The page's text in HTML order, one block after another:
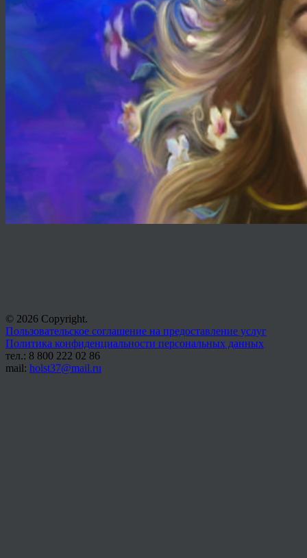
© 2026 Copyright.
Пользовательское соглашение на предоставление услуг
Политика конфиденциальности персональных данных
тел.: 8 800 222 02 86
mail: holst37@mail.ru